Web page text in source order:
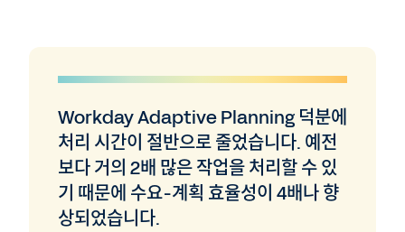
Workday Adaptive Planning 덕분에
처리 시간이 절반으로 줄었습니다. 예전
보다 거의 2배 많은 작업을 처리할 수 있
기 때문에 수요-계획 효율성이 4배나 향
상되었습니다.